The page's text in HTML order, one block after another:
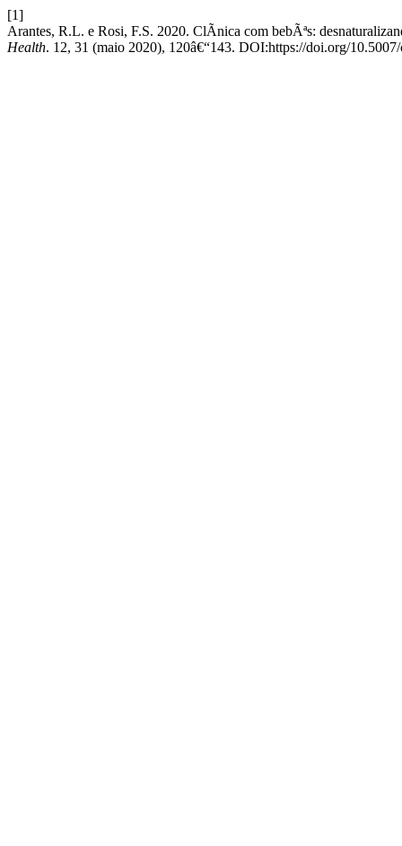
[1]
Arantes, R.L. e Rosi, F.S. 2020. ClÃ­nica com bebÃªs:
Health. 12, 31 (maio 2020), 120â€“143. DOI:https://doi.org/